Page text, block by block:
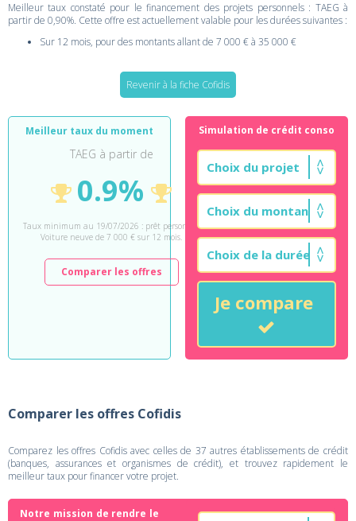
Meilleur taux constaté pour le financement des projets personnels : TAEG à
partir de 0,90%. Cette offre est actuellement valable pour les durées suivantes :
Sur 12 mois, pour des montants allant de 7 000 € à 35 000 €
Revenir à la fiche Cofidis
Meilleur taux du moment
TAEG à partir de
0.9%
Taux minimum au 19/07/2026 : prêt personnel
Voiture neuve de 7 000 € sur 12 mois.
Comparer les offres
Simulation de crédit conso
Je compare
Comparer les offres Cofidis
Comparez les offres Cofidis avec celles de 37 autres établissements de crédit
(banques, assurances et organismes de crédit), et trouvez rapidement le
meilleur taux pour financer votre projet.
Notre mission de rendre le